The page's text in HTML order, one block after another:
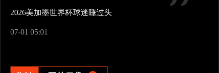
2026美加墨世界杯球迷睡过头
07-01 05:01